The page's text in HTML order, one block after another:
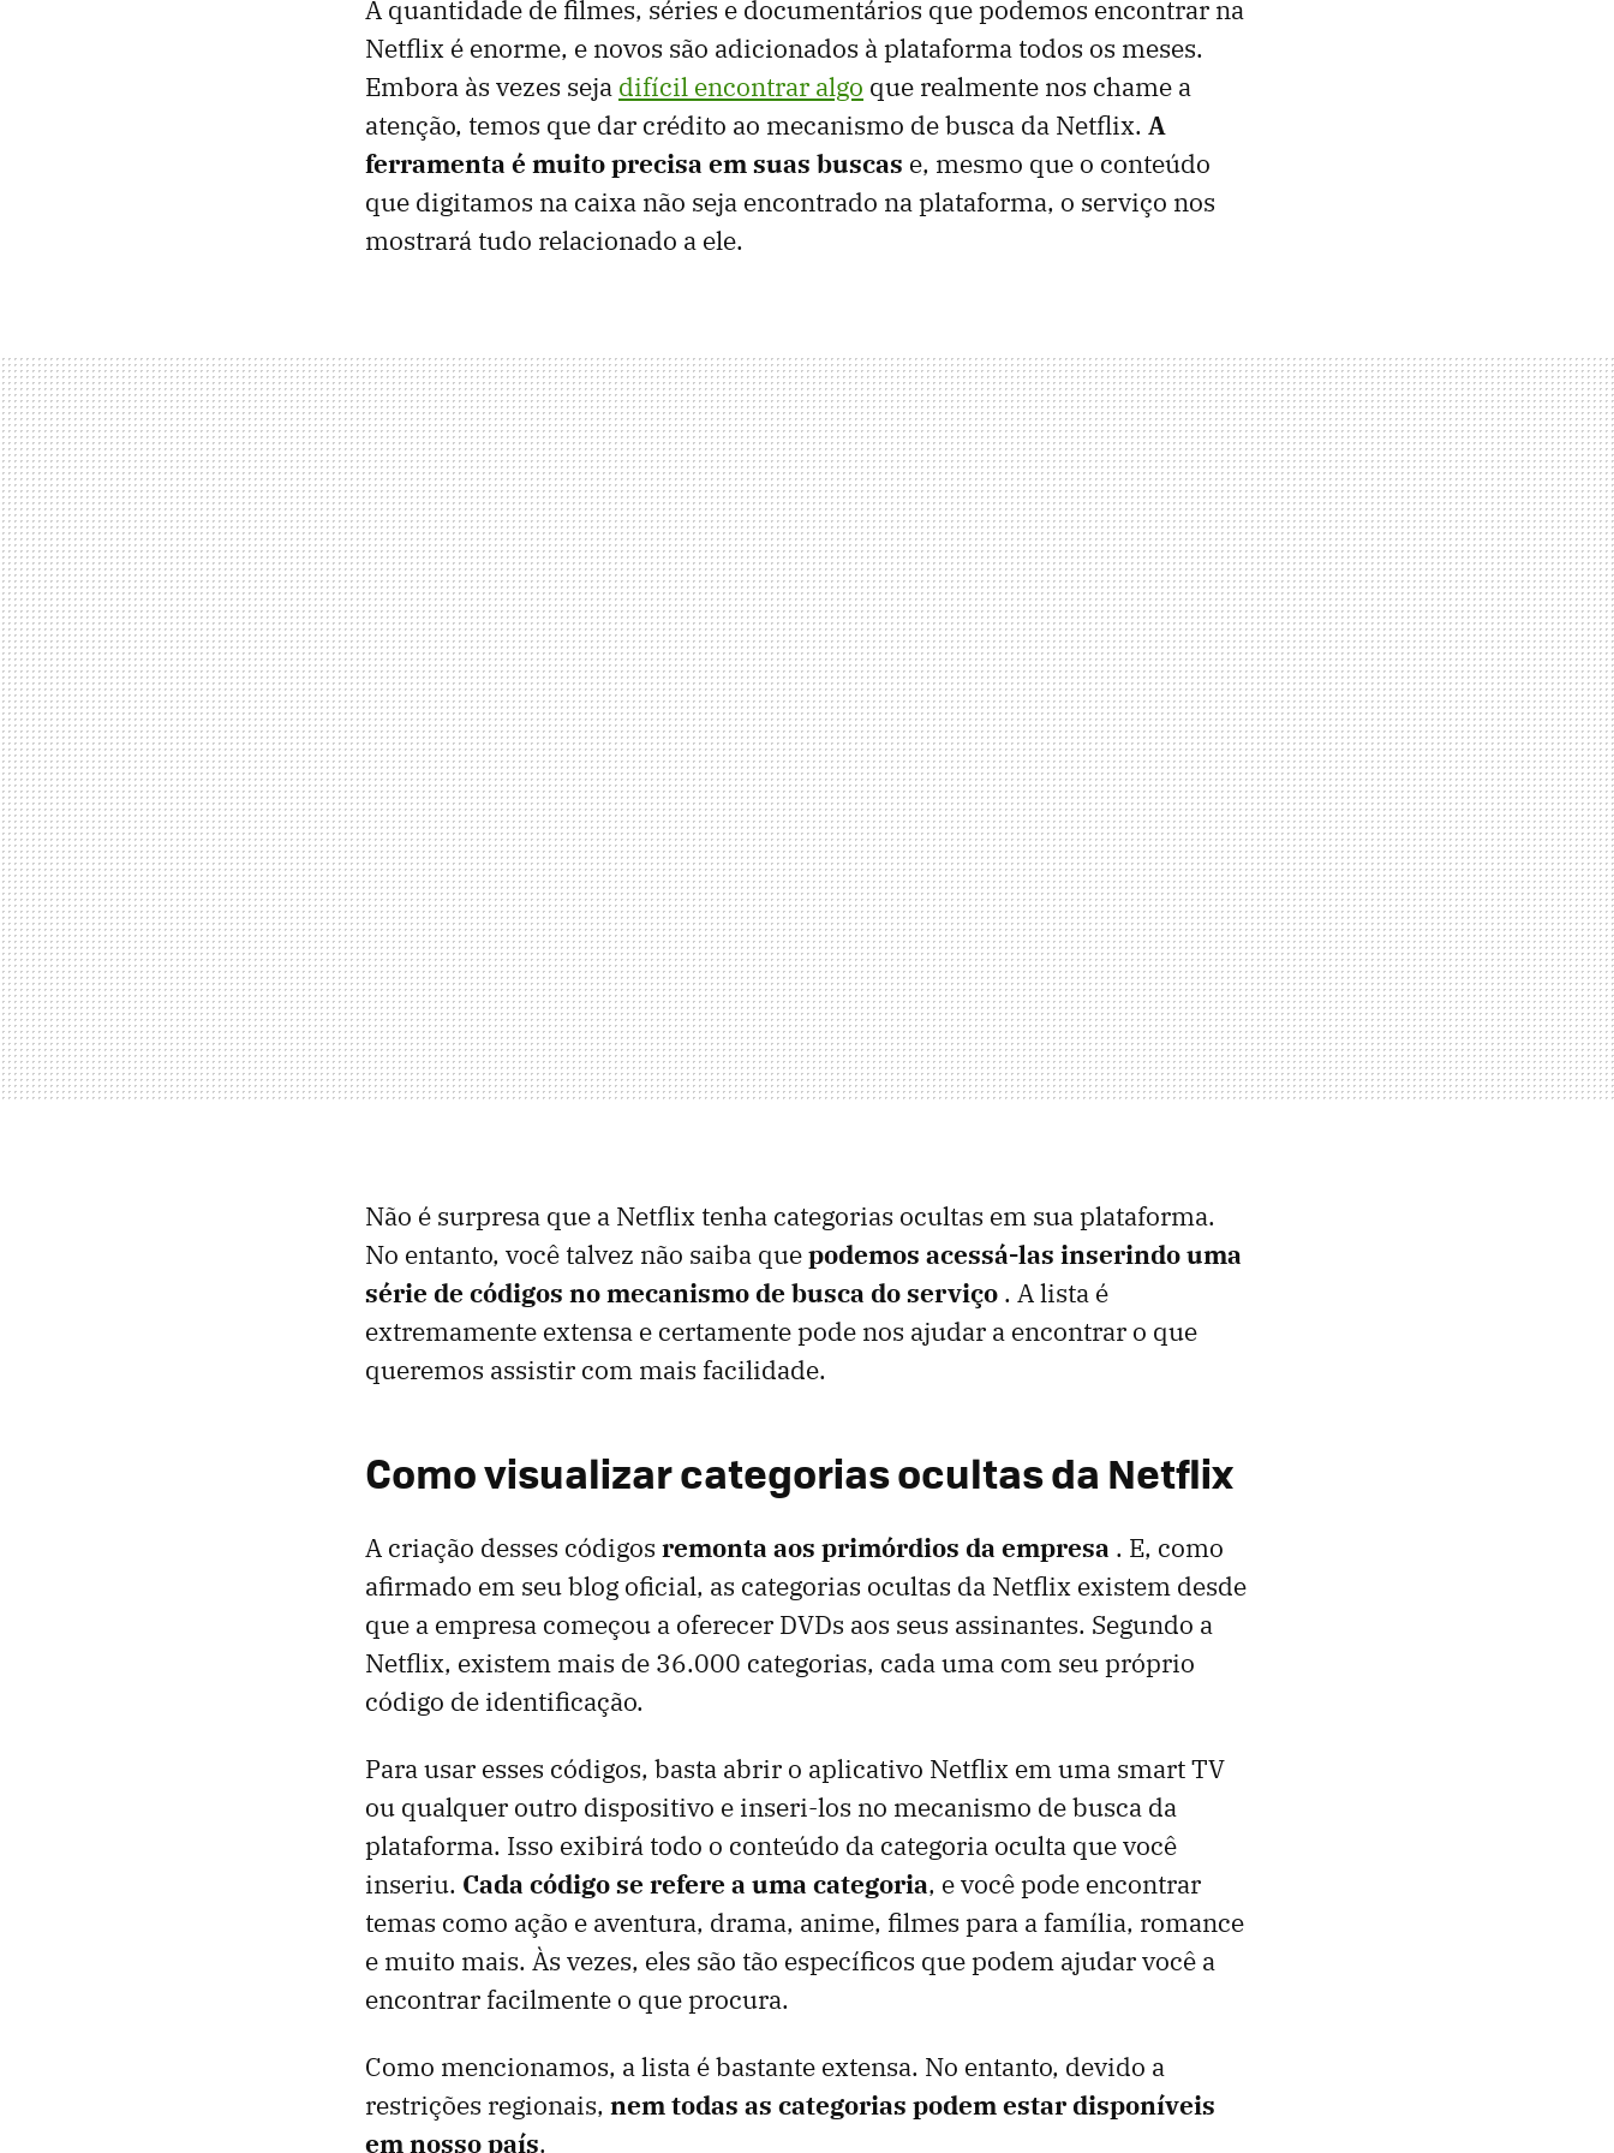
A quantidade de filmes, séries e documentários que podemos encontrar na
Netflix é enorme, e novos são adicionados à plataforma todos os meses.
Embora às vezes seja difícil encontrar algo que realmente nos chame a
atenção, temos que dar crédito ao mecanismo de busca da Netflix. A
ferramenta é muito precisa em suas buscas e, mesmo que o conteúdo
que digitamos na caixa não seja encontrado na plataforma, o serviço nos
mostrará tudo relacionado a ele.
Não é surpresa que a Netflix tenha categorias ocultas em sua plataforma.
No entanto, você talvez não saiba quepodemos acessá-las inserindo uma
série de códigos no mecanismo de busca do serviço . A lista é
extremamente extensa e certamente pode nos ajudar a encontrar o que
queremos assistir com mais facilidade.
Como visualizar categorias ocultas da Netflix
A criação desses códigos remonta aos primórdios da empresa . E, como
afirmado em seu blog oficial, as categorias ocultas da Netflix existem desde
que a empresa começou a oferecer DVDs aos seus assinantes. Segundo a
Netflix, existem mais de 36.000 categorias, cada uma com seu próprio
código de identificação.
Para usar esses códigos, basta abrir o aplicativo Netflix em uma smart TV
ou qualquer outro dispositivo e inseri-los no mecanismo de busca da
plataforma. Isso exibirá todo o conteúdo da categoria oculta que você
inseriu. Cada código se refere a uma categoria, e você pode encontrar
temas como ação e aventura, drama, anime, filmes para a família, romance
e muito mais. Às vezes, eles são tão específicos que podem ajudar você a
encontrar facilmente o que procura.
Como mencionamos, a lista é bastante extensa. No entanto, devido a
restrições regionais, nem todas as categorias podem estar disponíveis
em nosso país.